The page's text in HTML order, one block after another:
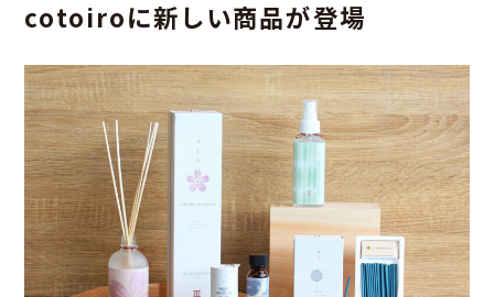
cotoiroに新しい商品が登場